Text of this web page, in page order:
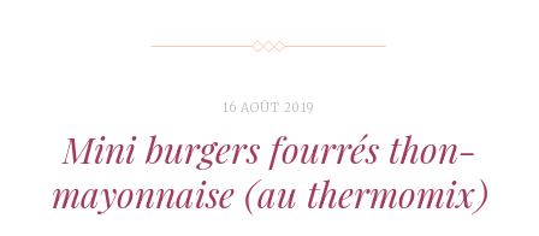
16 AOÛT 2019
Mini burgers fourrés thon-
mayonnaise (au thermomix)